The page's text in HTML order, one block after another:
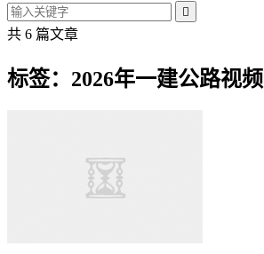

共 6 篇文章
标签：2026年一建公路视频